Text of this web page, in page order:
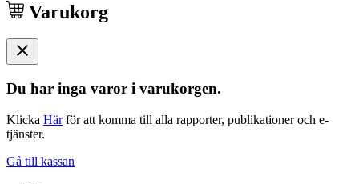
Varukorg
Du har inga varor i varukorgen.
Klicka Härför att komma till alla rapporter, publikationer och e-
tjänster.
Gå till kassan